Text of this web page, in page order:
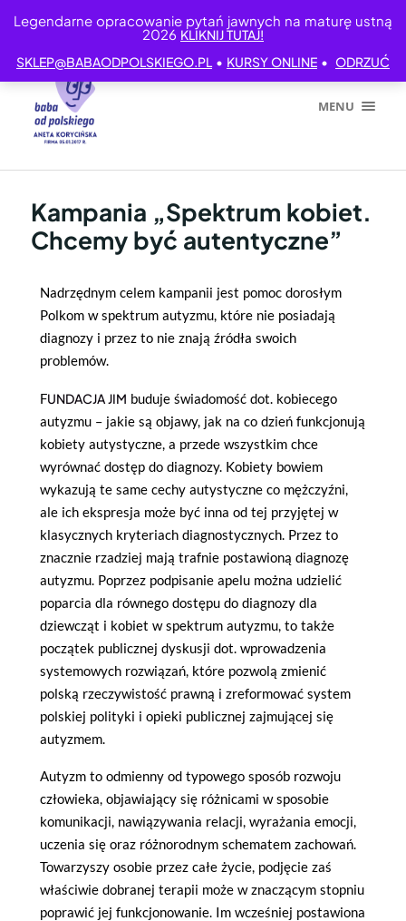
Legendarne opracowanie pytań jawnych na maturę ustną
2026 KLIKNIJ TUTAJ!
SKLEP@BABAODPOLSKIEGO.PL • KURSY ONLINE • ODRZUĆ
MENU
Kampania „Spektrum kobiet.
Chcemy być autentyczne”
Nadrzędnym celem kampanii jest pomoc dorosłym
Polkom w spektrum autyzmu, które nie posiadają
diagnozy i przez to nie znają źródła swoich
problemów.
FUNDACJA JIM buduje świadomość dot. kobiecego
autyzmu – jakie są objawy, jak na co dzień funkcjonują
kobiety autystyczne, a przede wszystkim chce
wyrównać dostęp do diagnozy. Kobiety bowiem
wykazują te same cechy autystyczne co mężczyźni,
ale ich ekspresja może być inna od tej przyjętej w
klasycznych kryteriach diagnostycznych. Przez to
znacznie rzadziej mają trafnie postawioną diagnozę
autyzmu. Poprzez podpisanie apelu można udzielić
poparcia dla równego dostępu do diagnozy dla
dziewcząt i kobiet w spektrum autyzmu, to także
początek publicznej dyskusji dot. wprowadzenia
systemowych rozwiązań, które pozwolą zmienić
polską rzeczywistość prawną i zreformować system
polskiej polityki i opieki publicznej zajmującej się
autyzmem.
Autyzm to odmienny od typowego sposób rozwoju
człowieka, objawiający się różnicami w sposobie
komunikacji, nawiązywania relacji, wyrażania emocji,
uczenia się oraz różnorodnym schematem zachowań.
Towarzyszy osobie przez całe życie, podjęcie zaś
właściwie dobranej terapii może w znaczącym stopniu
poprawić jej funkcjonowanie. Im wcześniej postawiona